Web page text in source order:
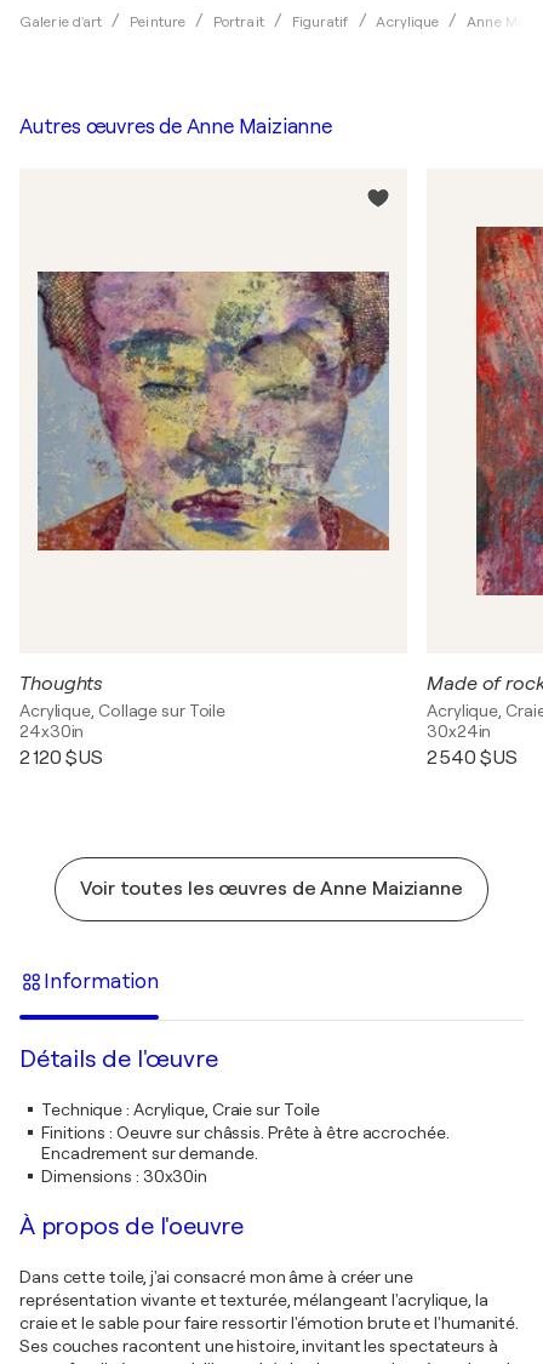
Galerie d'art Peinture Portrait Figuratif Acrylique Anne
Autres œuvres de Anne Maizianne
Thoughts
Acrylique, Collage sur Toile
24x30in
2 120 $US
Made of
Acrylique,
30x24in
2 540 $US
Voir toutes les œuvres de Anne Maizianne
Information
Détails de l'œuvre
Technique: Acrylique, Craie sur Toile
Finitions : Oeuvre sur châssis. Prête à être accrochée.
Encadrement sur demande.
Dimensions : 30x30in
À propos de l'oeuvre
Dans cette toile, j'ai consacré mon âme à créer une
représentation vivante et texturée, mélangeant l'acrylique, la
craie et le sable pour faire ressortir l'émotion brute et l'humanité.
Ses couches racontent une histoire, invitant les spectateurs à